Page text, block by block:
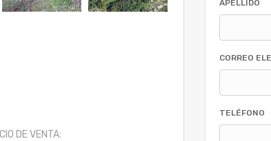
DE VENTA:
APELLIDO
CORREO
TELÉFONO